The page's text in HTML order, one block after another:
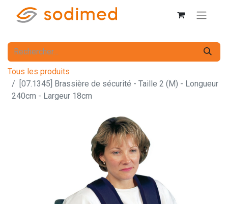
Tous les produits
[07.1345] Brassière de sécurité - Taille 2 (M) - Longueur
240cm - Largeur 18cm